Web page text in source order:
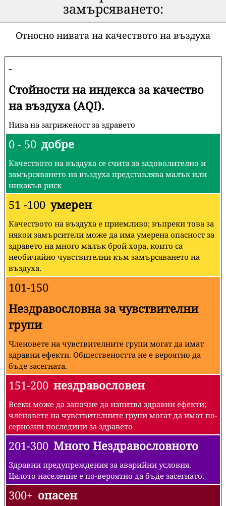
замърсяването:
Относно нивата на качеството на въздуха
-
Стойности на индекса за качество
на въздуха (AQI).
Нива на загриженост за здравето
0 - 50 добре
Качеството на въздуха се счита за задоволително и
замърсяването на въздуха представлява малък или
никакъв риск
51 -100 умерен
Качеството на въздуха е приемливо; въпреки това за
някои замърсители може да има умерена опасност за
здравето на много малък брой хора, които са
необичайно чувствителни към замърсяването на
въздуха.
101-150
Нездравословна за чувствителни
групи
Членовете на чувствителните групи могат да имат
здравни ефекти. Обществеността не е вероятно да
бъде засегната.
151-200 нездравословен
Всеки може да започне да изпитва здравни ефекти;
членовете на чувствителните групи могат да имат по-
сериозни последици за здравето
201-300 Много Нездравословното
Здравни предупреждения за аварийни условия.
Цялото население е по-вероятно да бъде засегнато.
300+ опасен